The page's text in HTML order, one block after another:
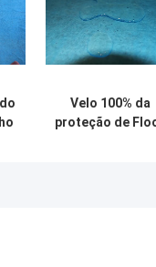
Velo 100% da
proteção de